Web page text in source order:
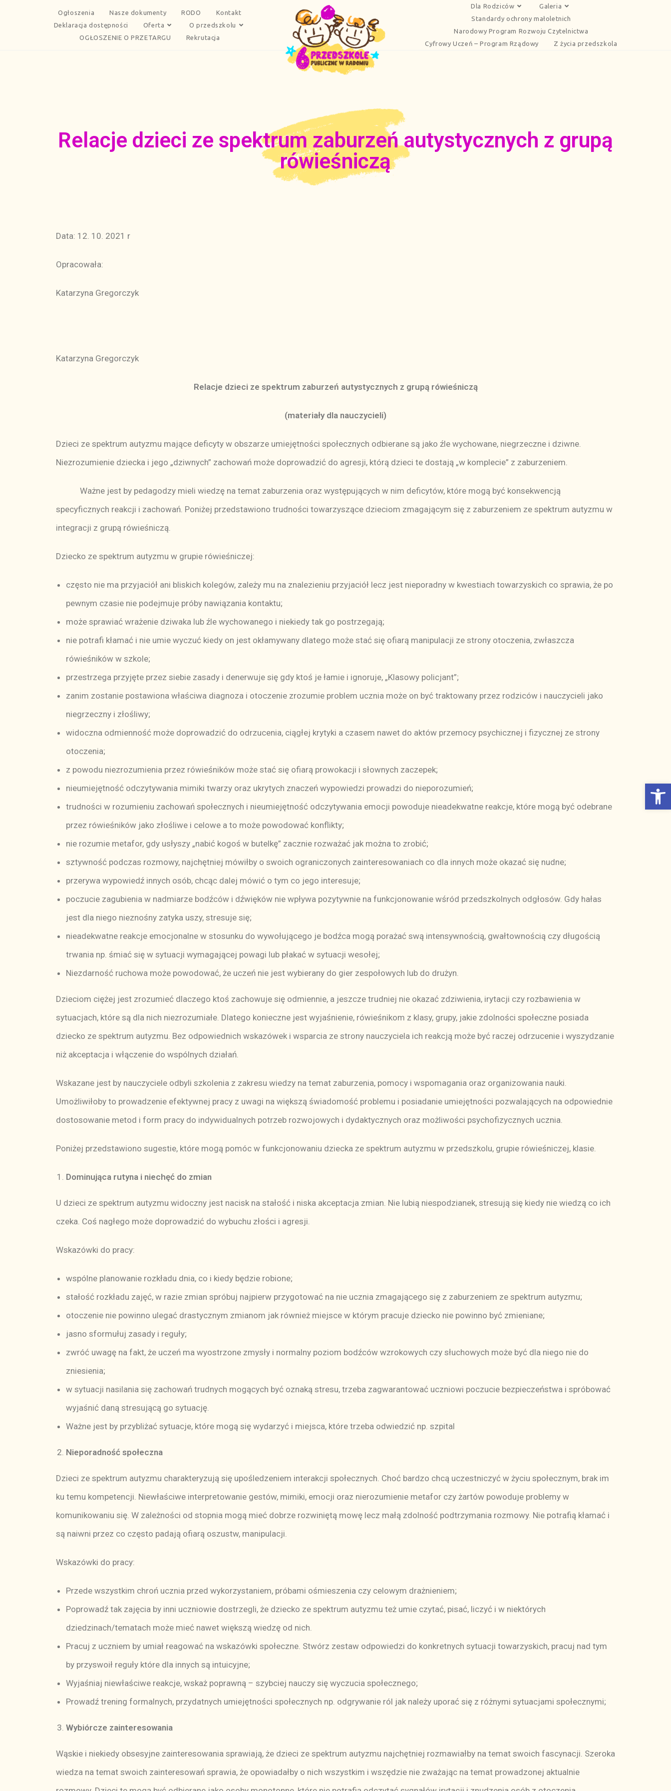
Otwórz Pasek narzędzi
Ogłoszenia Nasze dokumenty RODO
Kontakt
Deklaracja dostępności
Oferta
O przedszkolu
OGŁOSZENIE O PRZETARGU
Rekrutacja
Dla Rodziców
Galeria
Standardy ochrony małoletnich
Narodowy Program Rozwoju Czytelnictwa
Cyfrowy Uczeń – Program Rządowy
Z życia przedszkola
Relacje dzieci ze spektrum zaburzeń autystycznych z grupą
rówieśniczą
Data: 12. 10. 2021 r
Opracowała:
Katarzyna Gregorczyk
Katarzyna Gregorczyk
Relacje dzieci ze spektrum zaburzeń autystycznych z grupą rówieśniczą
(materiały dla nauczycieli)
Dzieci ze spektrum autyzmu mające deficyty w obszarze umiejętności społecznych odbierane są jako źle wychowane, niegrzeczne i dziwne.
Niezrozumienie dziecka i jego „dziwnych” zachowań może doprowadzić do agresji, którą dzieci te dostają „w komplecie” z zaburzeniem.
Ważne jest by pedagodzy mieli wiedzę na temat zaburzenia oraz występujących w nim deficytów, które mogą być konsekwencją
specyficznych reakcji i zachowań. Poniżej przedstawiono trudności towarzyszące dzieciom zmagającym się z zaburzeniem ze spektrum autyzmu w
integracji z grupą rówieśniczą.
Dziecko ze spektrum autyzmu w grupie rówieśniczej:
często nie ma przyjaciół ani bliskich kolegów, zależy mu na znalezieniu przyjaciół lecz jest nieporadny w kwestiach towarzyskich co sprawia, że po
pewnym czasie nie podejmuje próby nawiązania kontaktu;
może sprawiać wrażenie dziwaka lub źle wychowanego i niekiedy tak go postrzegają;
nie potrafi kłamać i nie umie wyczuć kiedy on jest okłamywany dlatego może stać się ofiarą manipulacji ze strony otoczenia, zwłaszcza
rówieśników w szkole;
przestrzega przyjęte przez siebie zasady i denerwuje się gdy ktoś je łamie i ignoruje, „Klasowy policjant”;
zanim zostanie postawiona właściwa diagnoza i otoczenie zrozumie problem ucznia może on być traktowany przez rodziców i nauczycieli jako
niegrzeczny i złośliwy;
widoczna odmienność może doprowadzić do odrzucenia, ciągłej krytyki a czasem nawet do aktów przemocy psychicznej i fizycznej ze strony
otoczenia;
z powodu niezrozumienia przez rówieśników może stać się ofiarą prowokacji i słownych zaczepek;
nieumiejętność odczytywania mimiki twarzy oraz ukrytych znaczeń wypowiedzi prowadzi do nieporozumień;
trudności w rozumieniu zachowań społecznych i nieumiejętność odczytywania emocji powoduje nieadekwatne reakcje, które mogą być odebrane
przez rówieśników jako złośliwe i celowe a to może powodować konflikty;
nie rozumie metafor, gdy usłyszy „nabić kogoś w butelkę” zacznie rozważać jak można to zrobić;
sztywność podczas rozmowy, najchętniej mówiłby o swoich ograniczonych zainteresowaniach co dla innych może okazać się nudne;
przerywa wypowiedź innych osób, chcąc dalej mówić o tym co jego interesuje;
poczucie zagubienia w nadmiarze bodźców i dźwięków nie wpływa pozytywnie na funkcjonowanie wśród przedszkolnych odgłosów. Gdy hałas
jest dla niego nieznośny zatyka uszy, stresuje się;
nieadekwatne reakcje emocjonalne w stosunku do wywołującego je bodźca mogą porażać swą intensywnością, gwałtownością czy długością
trwania np. śmiać się w sytuacji wymagającej powagi lub płakać w sytuacji wesołej;
Niezdarność ruchowa może powodować, że uczeń nie jest wybierany do gier zespołowych lub do drużyn.
Dzieciom ciężej jest zrozumieć dlaczego ktoś zachowuje się odmiennie, a jeszcze trudniej nie okazać zdziwienia, irytacji czy rozbawienia w
sytuacjach, które są dla nich niezrozumiałe. Dlatego konieczne jest wyjaśnienie, rówieśnikom z klasy, grupy, jakie zdolności społeczne posiada
dziecko ze spektrum autyzmu. Bez odpowiednich wskazówek i wsparcia ze strony nauczyciela ich reakcją może być raczej odrzucenie i wyszydzanie
niż akceptacja i włączenie do wspólnych działań.
Wskazane jest by nauczyciele odbyli szkolenia z zakresu wiedzy na temat zaburzenia, pomocy i wspomagania oraz organizowania nauki.
Umożliwiłoby to prowadzenie efektywnej pracy z uwagi na większą świadomość problemu i posiadanie umiejętności pozwalających na odpowiednie
dostosowanie metod i form pracy do indywidualnych potrzeb rozwojowych i dydaktycznych oraz możliwości psychofizycznych ucznia.
Poniżej przedstawiono sugestie, które mogą pomóc w funkcjonowaniu dziecka ze spektrum autyzmu w przedszkolu, grupie rówieśniczej, klasie.
Dominująca rutyna i niechęć do zmian
U dzieci ze spektrum autyzmu widoczny jest nacisk na stałość i niska akceptacja zmian. Nie lubią niespodzianek, stresują się kiedy nie wiedzą co ich
czeka. Coś nagłego może doprowadzić do wybuchu złości i agresji.
Wskazówki do pracy:
wspólne planowanie rozkładu dnia, co i kiedy będzie robione;
stałość rozkładu zajęć, w razie zmian spróbuj najpierw przygotować na nie ucznia zmagającego się z zaburzeniem ze spektrum autyzmu;
otoczenie nie powinno ulegać drastycznym zmianom jak również miejsce w którym pracuje dziecko nie powinno być zmieniane;
jasno sformułuj zasady i reguły;
zwróć uwagę na fakt, że uczeń ma wyostrzone zmysły i normalny poziom bodźców wzrokowych czy słuchowych może być dla niego nie do
zniesienia;
w sytuacji nasilania się zachowań trudnych mogących być oznaką stresu, trzeba zagwarantować uczniowi poczucie bezpieczeństwa i spróbować
wyjaśnić daną stresującą go sytuację.
Ważne jest by przybliżać sytuacje, które mogą się wydarzyć i miejsca, które trzeba odwiedzić np. szpital
Nieporadność społeczna
Dzieci ze spektrum autyzmu charakteryzują się upośledzeniem interakcji społecznych. Choć bardzo chcą uczestniczyć w życiu społecznym, brak im
ku temu kompetencji. Niewłaściwe interpretowanie gestów, mimiki, emocji oraz nierozumienie metafor czy żartów powoduje problemy w
komunikowaniu się. W zależności od stopnia mogą mieć dobrze rozwiniętą mowę lecz małą zdolność podtrzymania rozmowy. Nie potrafią kłamać i
są naiwni przez co często padają ofiarą oszustw, manipulacji.
Wskazówki do pracy:
Przede wszystkim chroń ucznia przed wykorzystaniem, próbami ośmieszenia czy celowym drażnieniem;
Poprowadź tak zajęcia by inni uczniowie dostrzegli, że dziecko ze spektrum autyzmu też umie czytać, pisać, liczyć i w niektórych
dziedzinach/tematach może mieć nawet większą wiedzę od nich.
Pracuj z uczniem by umiał reagować na wskazówki społeczne. Stwórz zestaw odpowiedzi do konkretnych sytuacji towarzyskich, pracuj nad tym
by przyswoił reguły które dla innych są intuicyjne;
Wyjaśniaj niewłaściwe reakcje, wskaż poprawną – szybciej nauczy się wyczucia społecznego;
Prowadź trening formalnych, przydatnych umiejętności społecznych np. odgrywanie ról jak należy uporać się z różnymi sytuacjami społecznymi;
Wybiórcze zainteresowania
Wąskie i niekiedy obsesyjne zainteresowania sprawiają, że dzieci ze spektrum autyzmu najchętniej rozmawiałby na temat swoich fascynacji. Szeroka
wiedza na temat swoich zainteresowań sprawia, że opowiadałby o nich wszystkim i wszędzie nie zważając na temat prowadzonej aktualnie